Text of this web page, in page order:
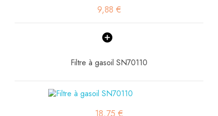
9,88 €
Filtre à gasoil SN70110